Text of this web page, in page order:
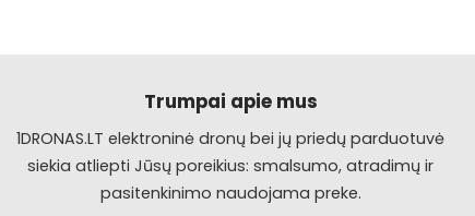
Trumpai apie mus
1DRONAS.LT elektroninė dronų bei jų priedų parduotuvė
siekia atliepti Jūsų poreikius: smalsumo, atradimų ir
pasitenkinimo naudojama preke.